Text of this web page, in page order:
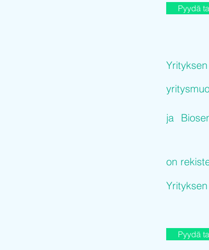
Pyydä
Yrityksen
ja
on
Pyydä